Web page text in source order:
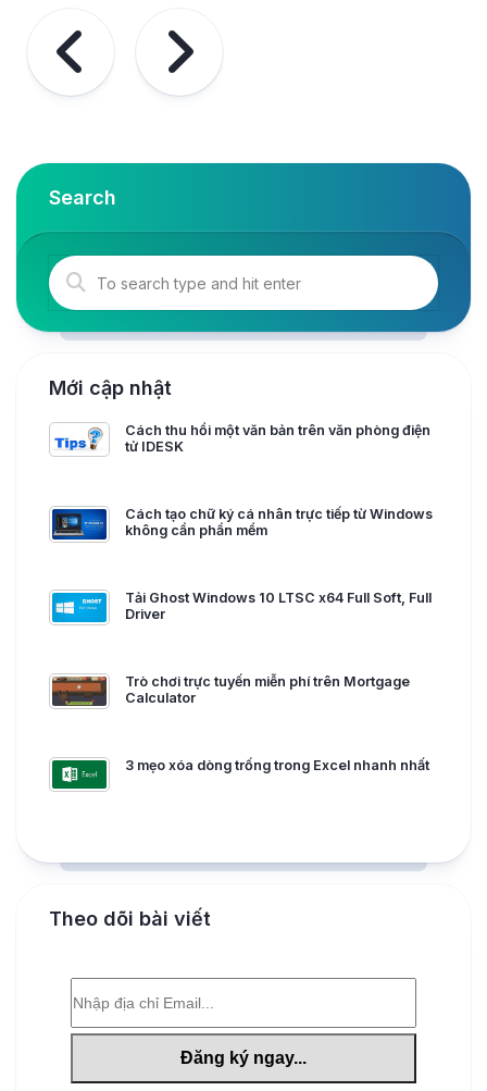
Search
Mới cập nhật
Cách thu hồi một văn bản trên văn phòng điện
tử IDESK
Cách tạo chữ ký cá nhân trực tiếp từ Windows
không cần phần mềm
Tải Ghost Windows 10 LTSC x64 Full Soft, Full
Driver
Trò chơi trực tuyến miễn phí trên Mortgage
Calculator
3 mẹo xóa dòng trống trong Excel nhanh nhất
Theo dõi bài viết